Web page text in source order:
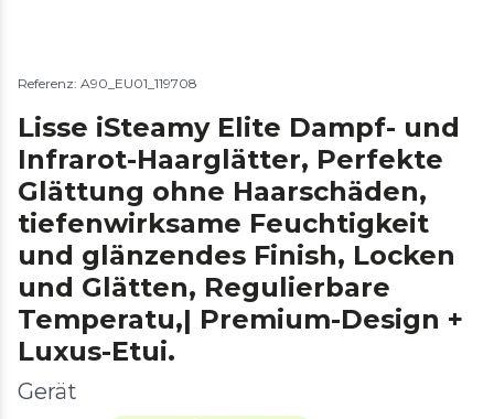
Referenz: A90_EU01_119708
Lisse iSteamy Elite Dampf- und
Infrarot-Haarglätter, Perfekte
Glättung ohne Haarschäden,
tiefenwirksame Feuchtigkeit
und glänzendes Finish, Locken
und Glätten, Regulierbare
Temperatu,| Premium-Design +
Luxus-Etui.
Gerät